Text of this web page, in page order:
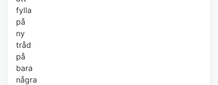
fylla
på
ny
tråd
på
bara
några